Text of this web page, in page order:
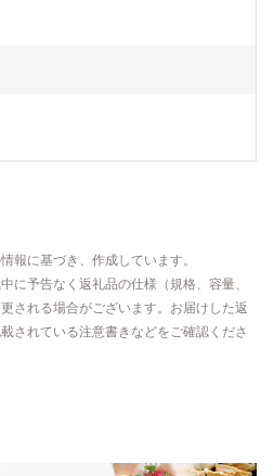
報に基づき、作成しています。
に予告なく返礼品の仕様（規格、容量、
される場合がございます。お届けした返
されている注意書きなどをご確認くださ